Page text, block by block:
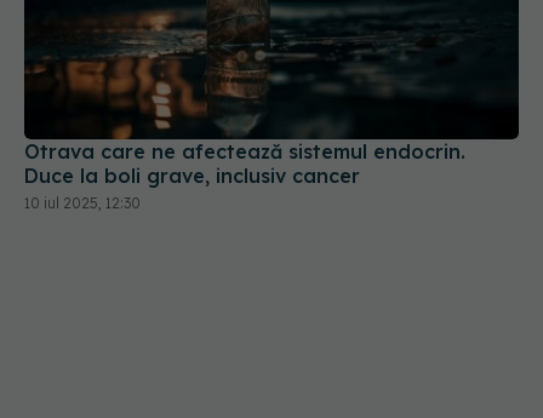
Otrava care ne afectează sistemul endocrin.
Duce la boli grave, inclusiv cancer
10 iul 2025, 12:30